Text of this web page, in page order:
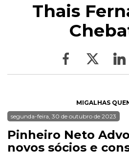
Thais
MIGALHAS
segunda-feira, 30 de outubro de 2023
Pinheiro Neto
novos sócios e